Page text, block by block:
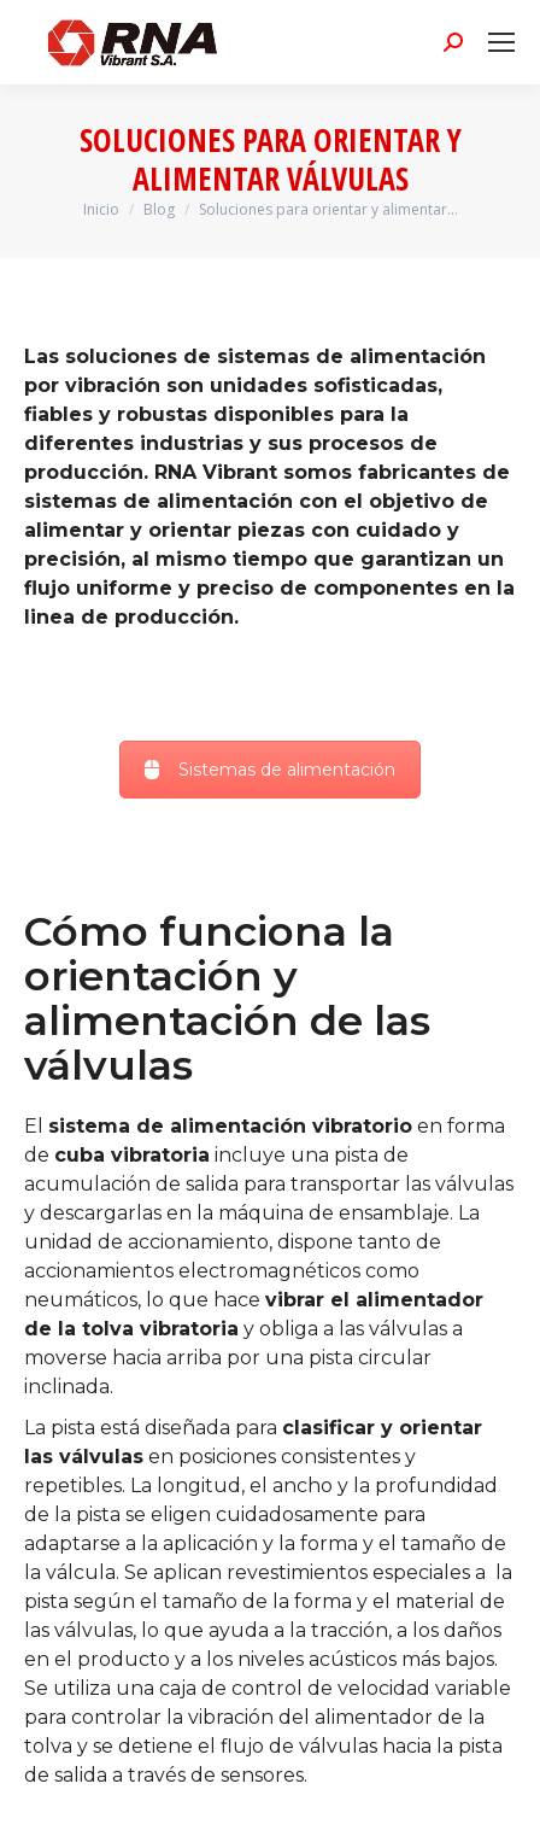
Buscar:
SOLUCIONES PARA ORIENTAR Y
ALIMENTAR VÁLVULAS
Estás aquí:
Inicio Blog Soluciones para orientar y alimentar…
Las soluciones de sistemas de alimentación
por vibración son unidades sofisticadas,
fiables y robustas disponibles para la
diferentes industrias y sus procesos de
producción. RNA Vibrant somos fabricantes de
sistemas de alimentación con el objetivo de
alimentar y orientar piezas con cuidado y
precisión, al mismo tiempo que garantizan un
flujo uniforme y preciso de componentes en la
linea de producción.
Sistemas de alimentación
Cómo funciona la
orientación y
alimentación de las
válvulas
El sistema de alimentación vibratorio en forma
de cuba vibratoria incluye una pista de
acumulación de salida para transportar las válvulas
y descargarlas en la máquina de ensamblaje. La
unidad de accionamiento, dispone tanto de
accionamientos electromagnéticos como
neumáticos, lo que hace vibrar el alimentador
de la tolva vibratoria y obliga a las válvulas a
moverse hacia arriba por una pista circular
inclinada.
La pista está diseñada para clasificar y orientar
las válvulas en posiciones consistentes y
repetibles. La longitud, el ancho y la profundidad
de la pista se eligen cuidadosamente para
adaptarse a la aplicación y la forma y el tamaño de
la válcula. Se aplican revestimientos especiales a la
pista según el tamaño de la forma y el material de
las válvulas, lo que ayuda a la tracción, a los daños
en el producto y a los niveles acústicos más bajos.
Se utiliza una caja de control de velocidad variable
para controlar la vibración del alimentador de la
tolva y se detiene el flujo de válvulas hacia la pista
de salida a través de sensores.